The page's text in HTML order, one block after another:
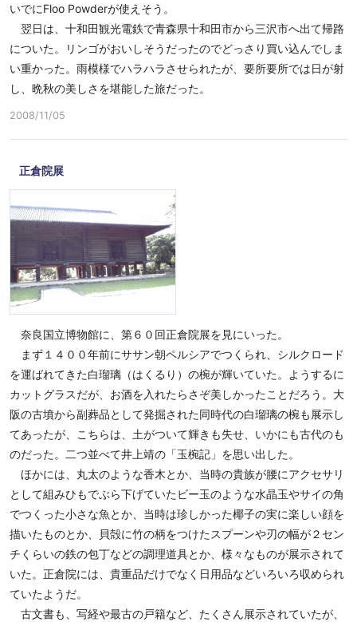
いでにFloo Powderが使えそう。
翌日は、十和田観光電鉄で青森県十和田市から三沢市へ出て帰路
についた。リンゴがおいしそうだったのでどっさり買い込んでしま
い重かった。雨模様でハラハラさせられたが、要所要所では日が射
し、晩秋の美しさを堪能した旅だった。
2008/11/05
正倉院展
奈良国立博物館に、第６０回正倉院展を見にいった。
まず１４００年前にササン朝ペルシアでつくられ、シルクロード
を運ばれてきた白瑠璃（はくるり）の椀が輝いていた。ようするに
カットグラスだが、お酒を入れたらさぞ美しかったことだろう。大
阪の古墳から副葬品として発掘された同時代の白瑠璃の椀も展示し
てあったが、こちらは、土がついて輝きも失せ、いかにも古代のも
のだった。二つ並べて井上靖の「玉椀記」を思い出した。
ほかには、丸太のような香木とか、当時の貴族が腰にアクセサリ
として組みひもでぶら下げていたビー玉のような水晶玉やサイの角
でつくった小さな魚とか、当時は珍しかった椰子の実に楽しい顔を
描いたものとか、貝殻に竹の柄をつけたスプーンや刃の幅が２セン
チくらいの鉄の包丁などの調理道具とか、様々なものが展示されて
いた。正倉院には、貴重品だけでなく日用品などいろいろ収められ
ていたようだ。
古文書も、写経や最古の戸籍など、たくさん展示されていたが、